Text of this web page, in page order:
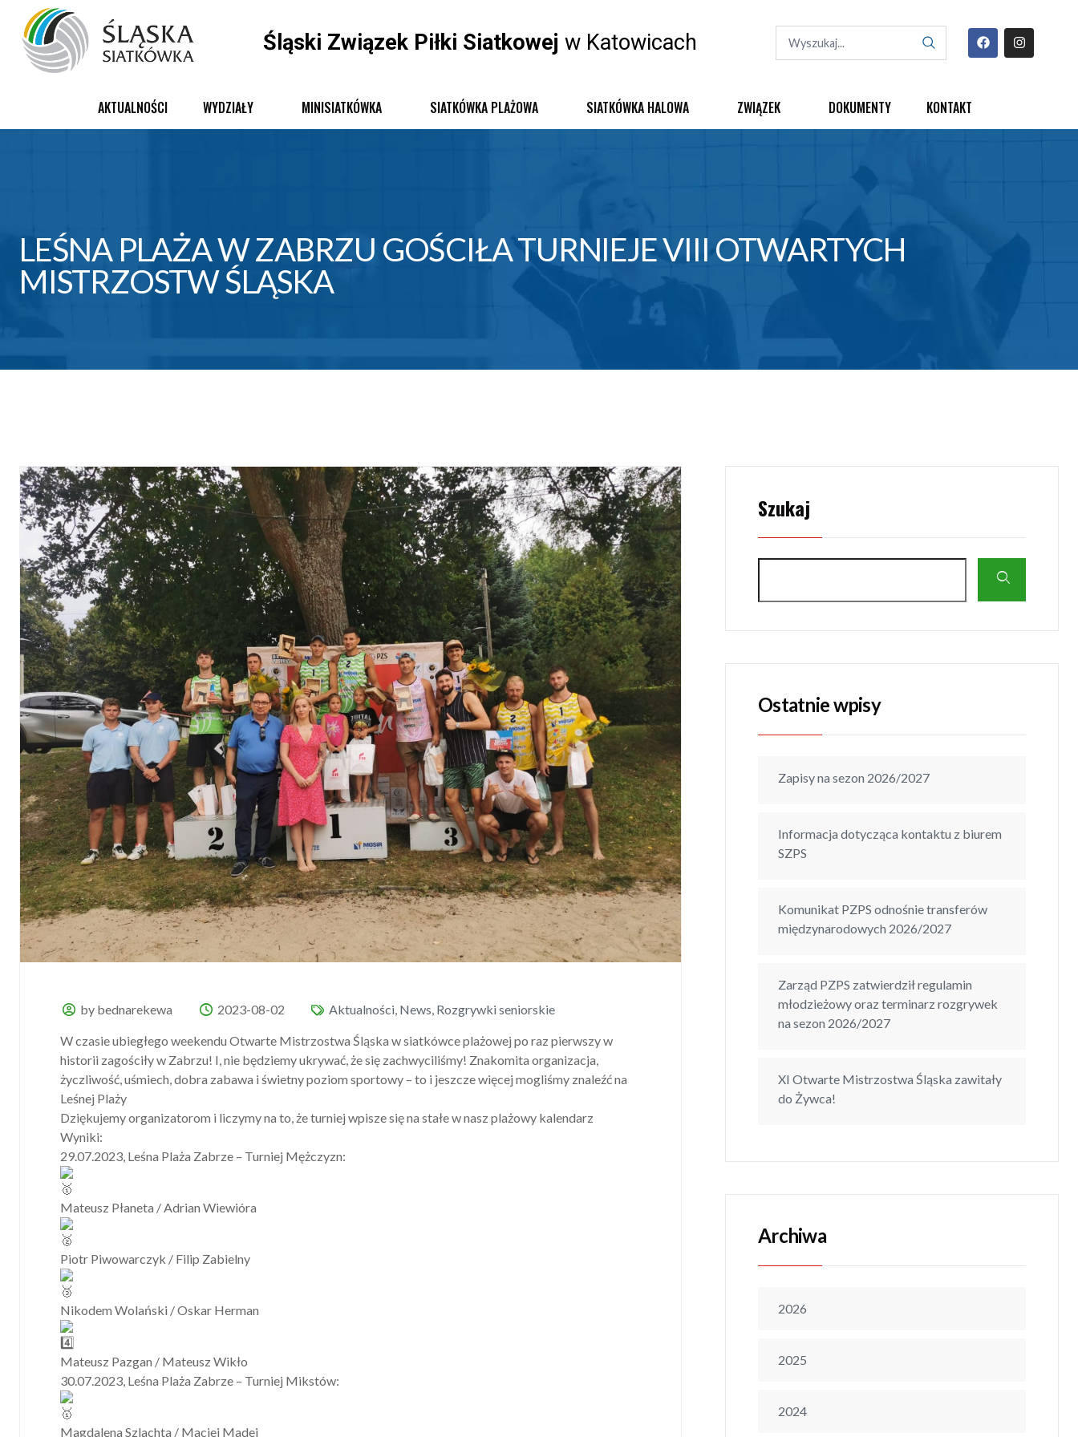
Śląski Związek Piłki Siatkowej w Katowicach
AKTUALNOŚCI WYDZIAŁY MINISIATKÓWKA SIATKÓWKA PLAŻOWA SIATKÓWKA HALOWA ZWIĄZEK DOKUMENTY KONTAKT
LEŚNA PLAŻA W ZABRZU GOŚCIŁA TURNIEJE VIII OTWARTYCH
MISTRZOSTW ŚLĄSKA
by bednarekewa 2023-08-02 Aktualności News Rozgrywki seniorskie
W czasie ubiegłego weekendu Otwarte Mistrzostwa Śląska w siatkówce plażowej po raz pierwszy w
historii zagościły w Zabrzu! I, nie będziemy ukrywać, że się zachwyciliśmy! Znakomita organizacja,
życzliwość, uśmiech, dobra zabawa i świetny poziom sportowy – to i jeszcze więcej mogliśmy znaleźć na
Leśnej Plaży
Dziękujemy organizatorom i liczymy na to, że turniej wpisze się na stałe w nasz plażowy kalendarz
Wyniki:
29.07.2023, Leśna Plaża Zabrze – Turniej Mężczyzn:
Mateusz Płaneta / Adrian Wiewióra
Piotr Piwowarczyk / Filip Zabielny
Nikodem Wolański / Oskar Herman
Mateusz Pazgan / Mateusz Wikło
30.07.2023, Leśna Plaża Zabrze – Turniej Mikstów:
Magdalena Szlachta / Maciej Madej
Szukaj
Ostatnie wpisy
Zapisy na sezon 2026/2027
Informacja dotycząca kontaktu z biurem
SZPS
Komunikat PZPS odnośnie transferów
międzynarodowych 2026/2027
Zarząd PZPS zatwierdził regulamin
młodzieżowy oraz terminarz rozgrywek
na sezon 2026/2027
XI Otwarte Mistrzostwa Śląska zawitały
do Żywca!
Archiwa
2026
2025
2024